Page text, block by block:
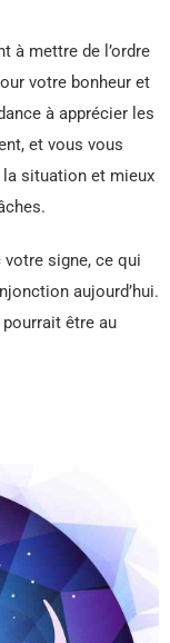
à mettre de l’ordre
votre bonheur et
à apprécier les
et vous vous
situation et mieux
signe, ce qui
aujourd’hui.
être au